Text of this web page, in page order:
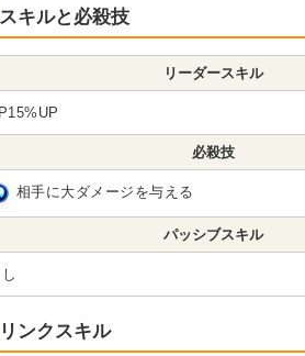
スキルと必殺技
リーダースキル
必殺技
相手に大ダメージを与える
パッシブスキル
リンクスキル